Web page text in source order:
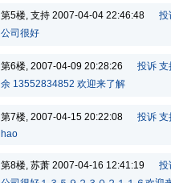
第5楼, 支持 2007-04-04 22:46:48 投
公司很好
第6楼, 2007-04-09 20:28:26 投诉 支
余 13552834852 欢迎来了解
第7楼, 2007-04-15 20:22:08 投诉 支
hao
第8楼, 苏萧 2007-04-16 12:41:19 投